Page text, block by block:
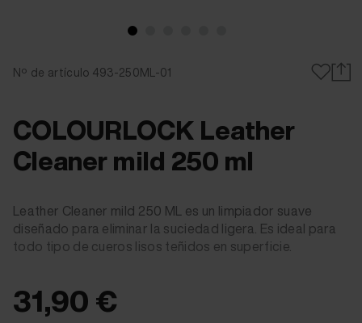
Nº de artículo 493-250ML-01
COLOURLOCK Leather
Cleaner mild 250 ml
Leather Cleaner mild 250 ML es un limpiador suave
diseñado para eliminar la suciedad ligera. Es ideal para
todo tipo de cueros lisos teñidos en superficie.
31,90 €